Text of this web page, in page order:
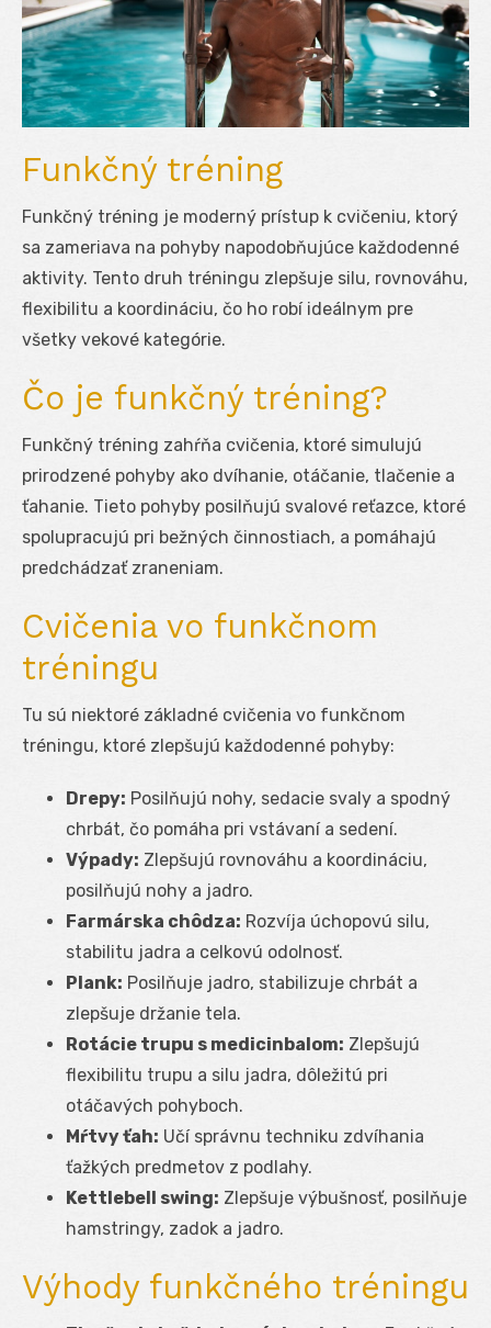
Funkčný tréning
Funkčný tréning je moderný prístup k cvičeniu, ktorý
sa zameriava na pohyby napodobňujúce každodenné
aktivity. Tento druh tréningu zlepšuje silu, rovnováhu,
flexibilitu a koordináciu, čo ho robí ideálnym pre
všetky vekové kategórie.
Čo je funkčný tréning?
Funkčný tréning zahŕňa cvičenia, ktoré simulujú
prirodzené pohyby ako dvíhanie, otáčanie, tlačenie a
ťahanie. Tieto pohyby posilňujú svalové reťazce, ktoré
spolupracujú pri bežných činnostiach, a pomáhajú
predchádzať zraneniam.
Cvičenia vo funkčnom
tréningu
Tu sú niektoré základné cvičenia vo funkčnom
tréningu, ktoré zlepšujú každodenné pohyby:
Drepy: Posilňujú nohy, sedacie svaly a spodný
chrbát, čo pomáha pri vstávaní a sedení.
Výpady: Zlepšujú rovnováhu a koordináciu,
posilňujú nohy a jadro.
Farmárska chôdza: Rozvíja úchopovú silu,
stabilitu jadra a celkovú odolnosť.
Plank: Posilňuje jadro, stabilizuje chrbát a
zlepšuje držanie tela.
Rotácie trupu s medicinbalom: Zlepšujú
flexibilitu trupu a silu jadra, dôležitú pri
otáčavých pohyboch.
Mŕtvy ťah: Učí správnu techniku zdvíhania
ťažkých predmetov z podlahy.
Kettlebell swing: Zlepšuje výbušnosť, posilňuje
hamstringy, zadok a jadro.
Výhody funkčného tréningu